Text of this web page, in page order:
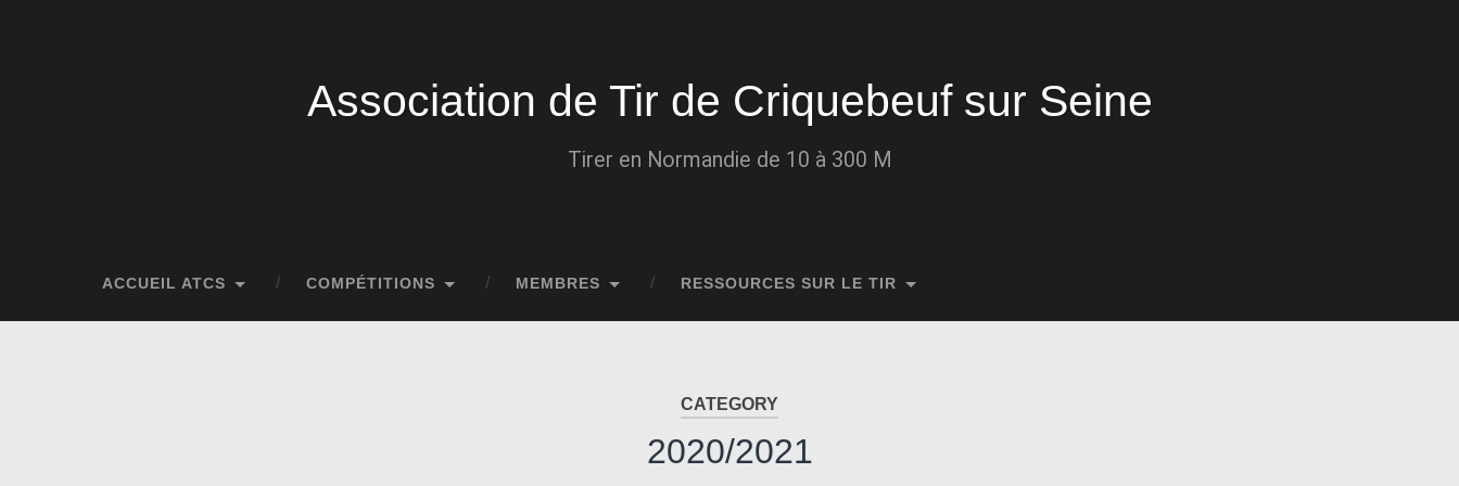
Association de Tir de Criquebeuf sur Seine
Tirer en Normandie de 10 à 300 M
ACCUEIL ATCS COMPÉTITIONS MEMBRES RESSOURCES SUR LE TIR
CATEGORY
2020/2021